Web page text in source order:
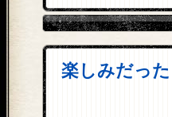
楽しみだった